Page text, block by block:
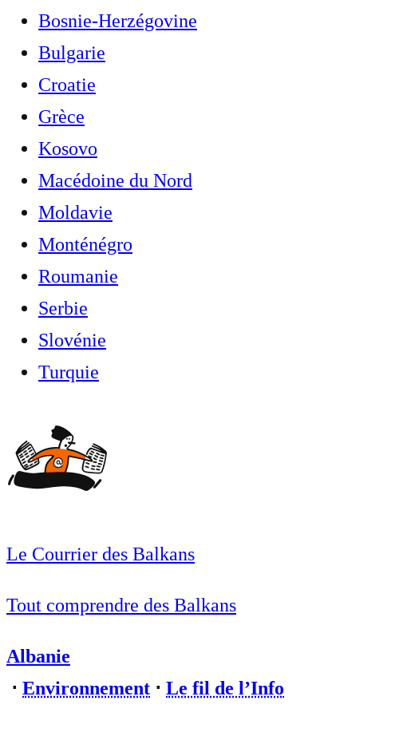
Bosnie-Herzégovine
Bulgarie
Croatie
Grèce
Kosovo
Macédoine du Nord
Moldavie
Monténégro
Roumanie
Serbie
Slovénie
Turquie
Le Courrier des Balkans
Tout comprendre des Balkans
Albanie
⋅ Environnement ⋅ Le fil de l’Info